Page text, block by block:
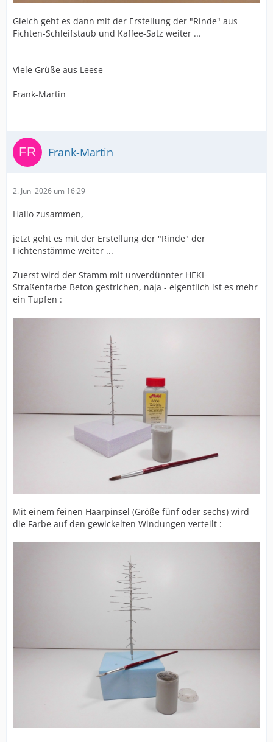
Gleich geht es dann mit der Erstellung der "Rinde" aus
Fichten-Schleifstaub und Kaffee-Satz weiter ...
Viele Grüße aus Leese
Frank-Martin
Frank-Martin
2. Juni 2026 um 16:29
Hallo zusammen,
jetzt geht es mit der Erstellung der "Rinde" der
Fichtenstämme weiter ...
Zuerst wird der Stamm mit unverdünnter HEKI-
Straßenfarbe Beton gestrichen, naja - eigentlich ist es mehr
ein Tupfen :
Mit einem feinen Haarpinsel (Größe fünf oder sechs) wird
die Farbe auf den gewickelten Windungen verteilt :